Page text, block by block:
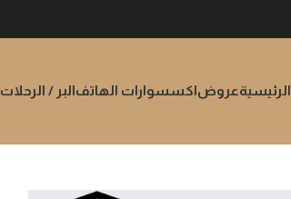
الرئيسيةعروضاكسسوارات الهاتفالبر / الرحلات